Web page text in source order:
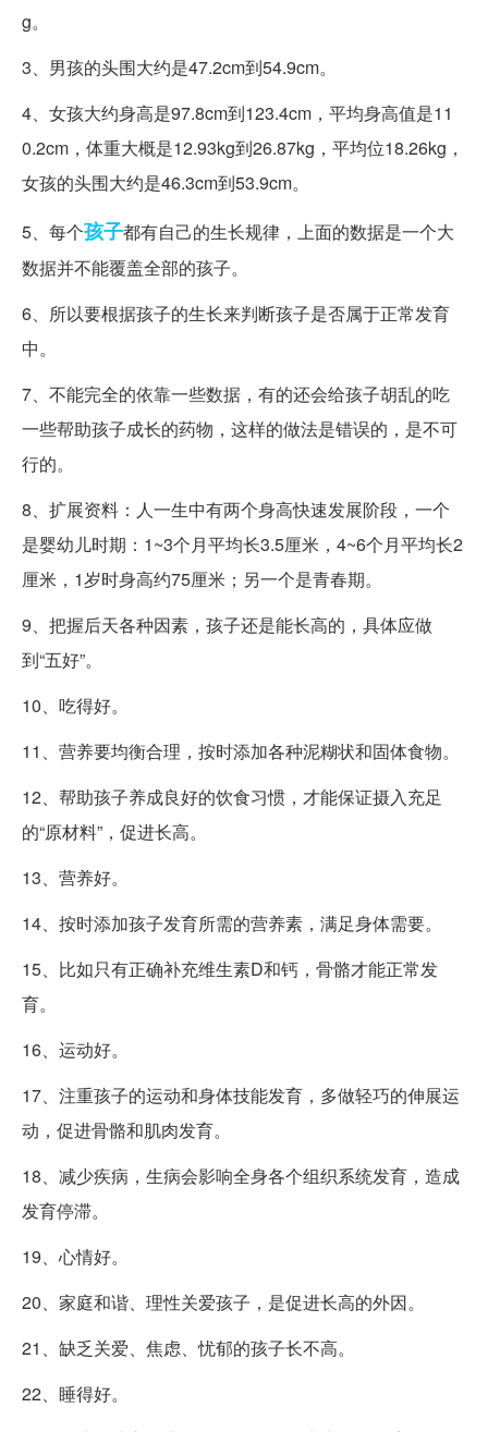
g。
3、男孩的头围大约是47.2cm到54.9cm。
4、女孩大约身高是97.8cm到123.4cm，平均身高值是11
0.2cm，体重大概是12.93kg到26.87kg，平均位18.26kg，
女孩的头围大约是46.3cm到53.9cm。
5、每个孩子都有自己的生长规律，上面的数据是一个大
数据并不能覆盖全部的孩子。
6、所以要根据孩子的生长来判断孩子是否属于正常发育
中。
7、不能完全的依靠一些数据，有的还会给孩子胡乱的吃
一些帮助孩子成长的药物，这样的做法是错误的，是不可
行的。
8、扩展资料：人一生中有两个身高快速发展阶段，一个
是婴幼儿时期：1~3个月平均长3.5厘米，4~6个月平均长2
厘米，1岁时身高约75厘米；另一个是青春期。
9、把握后天各种因素，孩子还是能长高的，具体应做
到“五好”。
10、吃得好。
11、营养要均衡合理，按时添加各种泥糊状和固体食物。
12、帮助孩子养成良好的饮食习惯，才能保证摄入充足
的“原材料”，促进长高。
13、营养好。
14、按时添加孩子发育所需的营养素，满足身体需要。
15、比如只有正确补充维生素D和钙，骨骼才能正常发
育。
16、运动好。
17、注重孩子的运动和身体技能发育，多做轻巧的伸展运
动，促进骨骼和肌肉发育。
18、减少疾病，生病会影响全身各个组织系统发育，造成
发育停滞。
19、心情好。
20、家庭和谐、理性关爱孩子，是促进长高的外因。
21、缺乏关爱、焦虑、忧郁的孩子长不高。
22、睡得好。